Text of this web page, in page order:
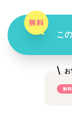
こ